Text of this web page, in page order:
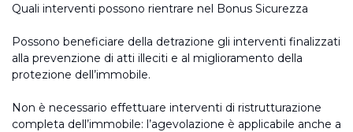
Quali interventi possono rientrare nel Bonus Sicurezza
Possono beneficiare della detrazione gli interventi finalizzati
alla prevenzione di atti illeciti e al miglioramento della
protezione dell’immobile.
Non è necessario effettuare interventi di ristrutturazione
completa dell’immobile: l’agevolazione è applicabile anche a